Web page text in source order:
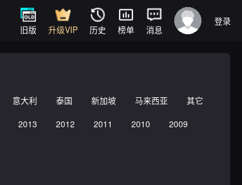
旧版 升级VIP 历史 榜单 消息
登录
意大利 泰国 新加坡 马来西亚
其它
2013 2012 2011 2010
2009